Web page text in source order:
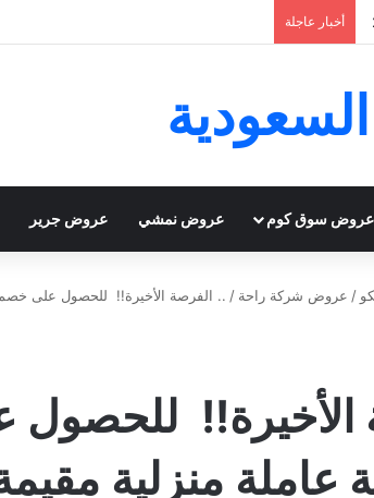
أخبار عاجلة
عروض سوق كوم عروض نمشي عروض جرير
/ عروض شركة راحة /